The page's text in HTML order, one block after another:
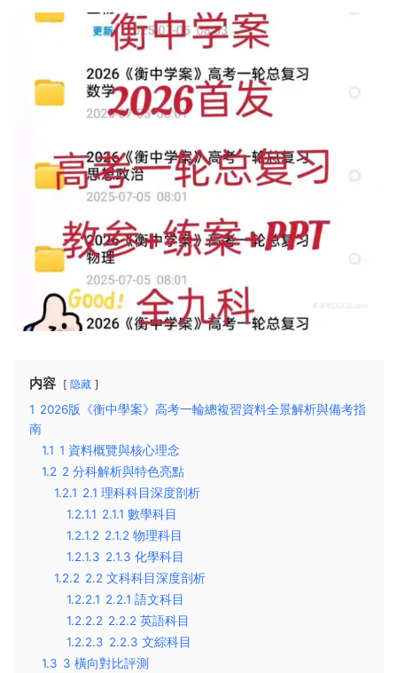
内容 隐藏
1 2026版《衡中學案》高考一輪總複習資料全景解析與備考指
南
1.1 1 資料概覽與核心理念
1.2 2 分科解析與特色亮點
1.2.1 2.1 理科科目深度剖析
1.2.1.1 2.1.1 數學科目
1.2.1.2 2.1.2 物理科目
1.2.1.3 2.1.3 化學科目
1.2.2 2.2 文科科目深度剖析
1.2.2.1 2.2.1 語文科目
1.2.2.2 2.2.2 英語科目
1.2.2.3 2.2.3 文綜科目
1.3 3 橫向對比評測